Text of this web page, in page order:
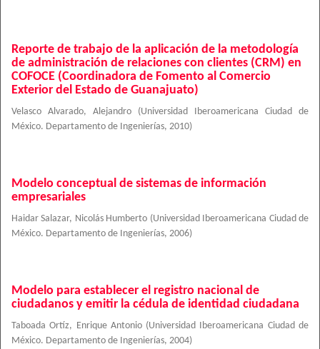
Reporte de trabajo de la aplicación de la metodología
de administración de relaciones con clientes (CRM) en
COFOCE (Coordinadora de Fomento al Comercio
Exterior del Estado de Guanajuato)
Velasco Alvarado, Alejandro (Universidad Iberoamericana Ciudad de
México. Departamento de Ingenierías, 2010)
Modelo conceptual de sistemas de información
empresariales
Haidar Salazar, Nicolás Humberto (Universidad Iberoamericana Ciudad de
México. Departamento de Ingenierías, 2006)
Modelo para establecer el registro nacional de
ciudadanos y emitir la cédula de identidad ciudadana
Taboada Ortíz, Enrique Antonio (Universidad Iberoamericana Ciudad de
México. Departamento de Ingenierías, 2004)